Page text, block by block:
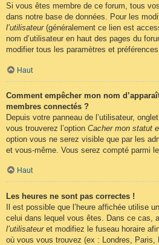
Si vous êtes membre de ce forum, tous
dans notre base de données. Pour les
l’utilisateur(généralement ce lien est
nom d’utilisateur en haut des pages du
modifier tous les paramètres et
Haut
Comment empêcher mon nom
membres connectés ?
Depuis votre panneau de l’utilisateur,
vous trouverez l’option Cacher mon statut
option vous ne serez visible que par les
et vous-même. Vous serez compté parmi
Haut
Les heures ne sont pas correctes !
Il est possible que l’heure affichée utilise
celui dans lequel vous êtes. Dans ce cas,
l’utilisateuret modifiez le fuseau horaire
où vous vous trouvez (ex : Londres, Paris,